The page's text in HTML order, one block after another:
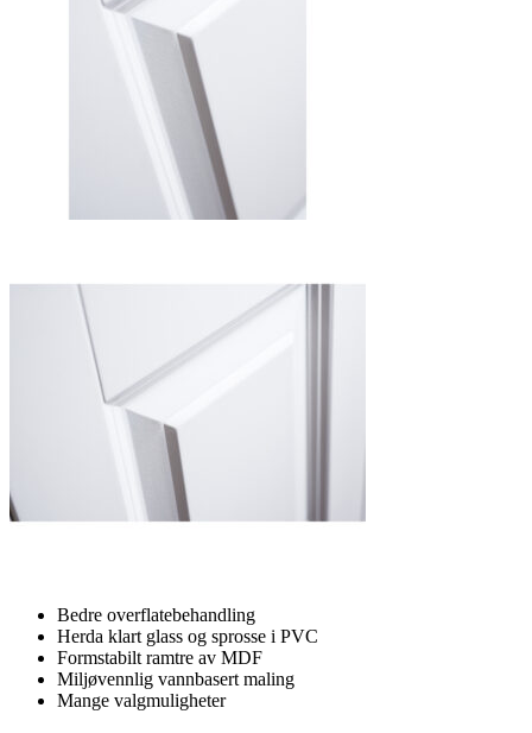
Bedre overflatebehandling
Herda klart glass og sprosse i PVC
Formstabilt ramtre av MDF
Miljøvennlig vannbasert maling
Mange valgmuligheter